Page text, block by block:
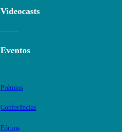
Videocasts
Eventos
Prémios
Conferências
Fóruns